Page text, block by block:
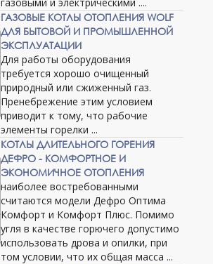
ГАЗОВЫЕ КОТЛЫ ОТОПЛЕНИЯ WOLF
ДЛЯ БЫТОВОЙ И ПРОМЫШЛЕННОЙ
ЭКСПЛУАТАЦИИ
Для работы оборудования
требуется хорошо очищенный
природный или сжиженный газ.
Пренебрежение этим условием
приводит к тому, что рабочие
элементы горелки ...
КОТЛЫ ДЛИТЕЛЬНОГО ГОРЕНИЯ
ДЕФРО - КОМФОРТНОЕ И
ЭКОНОМИЧНОЕ ОТОПЛЕНИЯ
наиболее востребованными
считаются модели Дефро Оптима
Комфорт и Комфорт Плюс. Помимо
угля в качестве горючего допустимо
использовать дрова и опилки, при
том условии, что их общая масса ...